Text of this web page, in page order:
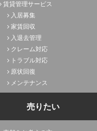
賃貸管理サービス
入居募集
家賃回収
入退去管理
クレーム対応
トラブル対応
原状回復
メンテナンス
売りたい